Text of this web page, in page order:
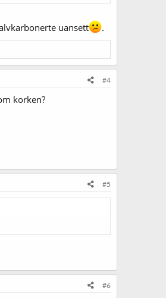
uansett .
#4
korken?
#5
#6